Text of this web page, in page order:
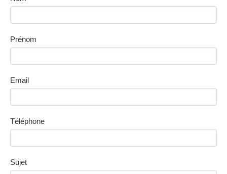
Prénom
Email
Téléphone
Sujet